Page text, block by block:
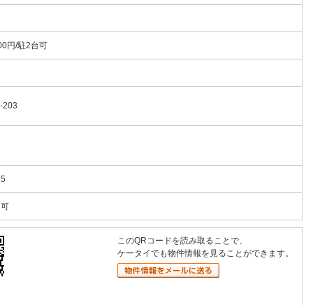
円/駐2台可
203
このQRコードを読み取ることで、
ケータイでも物件情報を見ることができます。